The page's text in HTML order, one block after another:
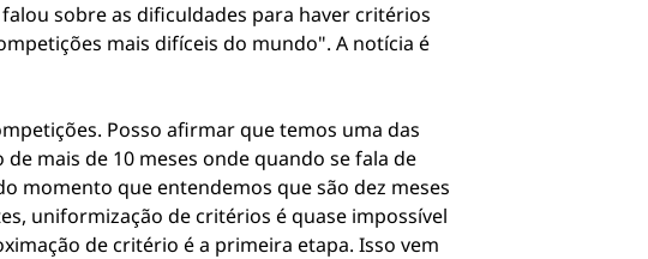
sobre as dificuldades para haver critérios
mais difíceis do mundo". A notícia é
Posso afirmar que temos uma das
mais de 10 meses onde quando se fala de
momento que entendemos que são dez meses
uniformização de critérios é quase impossível
de critério é a primeira etapa. Isso vem